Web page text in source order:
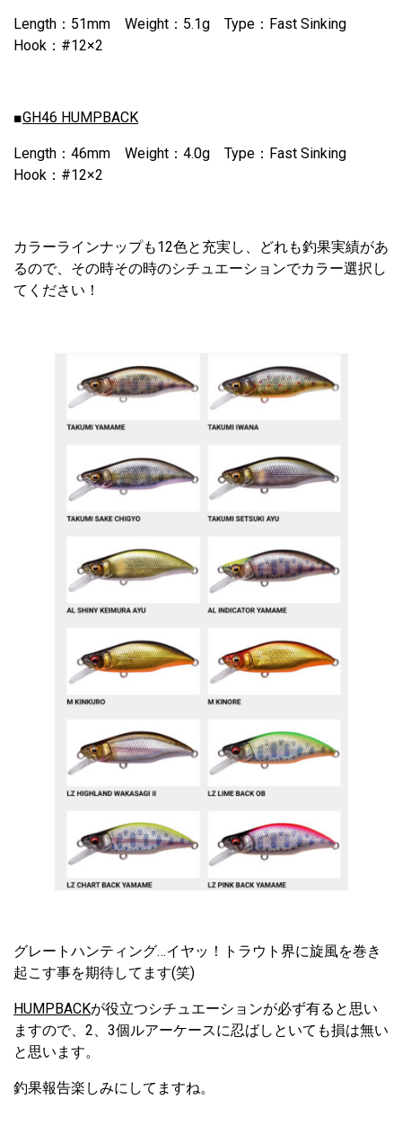
Length：51mm Weight：5.1g Type：Fast Sinking
Hook：#12×2
■GH46 HUMPBACK
Length：46mm Weight：4.0g Type：Fast Sinking
Hook：#12×2
カラーラインナップも12色と充実し、どれも釣果実績があ
るので、その時その時のシチュエーションでカラー選択し
てください！
グレートハンティング…イヤッ！トラウト界に旋風を巻き
起こす事を期待してます(笑)
HUMPBACKが役立つシチュエーションが必ず有ると思い
ますので、2、3個ルアーケースに忍ばしといても損は無い
と思います。
釣果報告楽しみにしてますね。